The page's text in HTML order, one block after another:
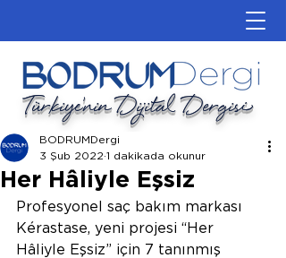
Türkiye'nin Dijital Dergisi
Her Hâliyle Eşsiz
BODRUMDergi
3 Şub 2022 1 dakikada okunur
Profesyonel saç bakım markası
Kérastase, yeni projesi “Her
Hâliyle Eşsiz” için 7 tanınmış